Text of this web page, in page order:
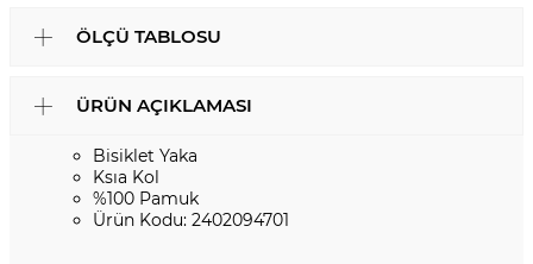
ÖLÇÜ TABLOSU
ÜRÜN AÇIKLAMASI
Bisiklet Yaka
Ksıa Kol
%100 Pamuk
Ürün Kodu: 2402094701